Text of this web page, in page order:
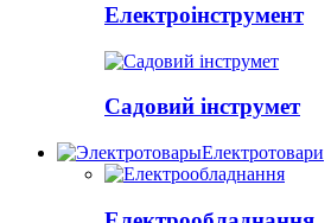
Електроінструмент
Садовий інструмет
Електротовари